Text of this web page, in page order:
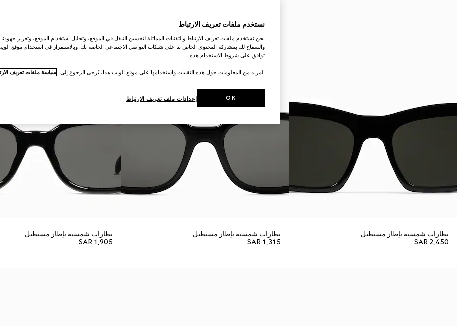
نظارات شمسية بإطار مستطيل
SAR 2,450
نظارات شمسية بإطار مستطيل
SAR 1,315
نظارات شمسية بإطار مستطيل
SAR 1,905
نستخدم ملفات تعريف الارتباط
نحن نستخدم ملفات تعريف الارتباط والتقنيات المماثلة لتحسين التنقل في الموقع، وتحليل استخدام الموقع، وتعزيز جهودنا
والسماح لك بمشاركة المحتوى الخاص بنا على شبكات التواصل الاجتماعي الخاصة بك. وبالاستمرار في استخدام موقع
توافق على شروط الاستخدام هذه.
.لمزيد من المعلومات حول هذه التقنيات واستخدامها على موقع الويب هذا، يُرجى الرجوع إلى سياسة ملفات تعريف
إعدادات ملف تعريف الارتباط OK